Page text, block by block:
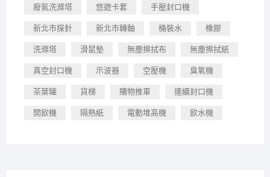
廢氣洗滌塔 悠遊卡套 手壓封口機
新北市探針 新北市轉軸 桶裝水 橡膠
洗滌塔 滑鼠墊 無塵擦拭布 無塵擦拭紙
真空封口機 示波器 空壓機 臭氧機
茶葉罐 貨梯 購物推車 連續封口機
開飲機 隔熱紙 電動堆高機 飲水機